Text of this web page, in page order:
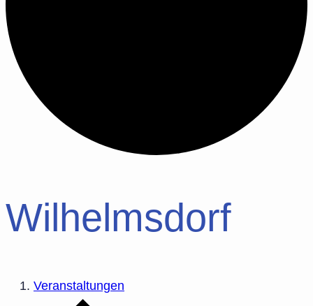
Wilhelmsdorf
Veranstaltungen